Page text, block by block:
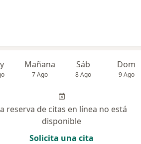
Mañana
7 Ago
Sáb
8 Ago
Dom
9 Ago
reserva de citas en línea no está
disponible
Solicita una cita